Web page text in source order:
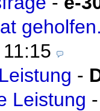
-
Leistung